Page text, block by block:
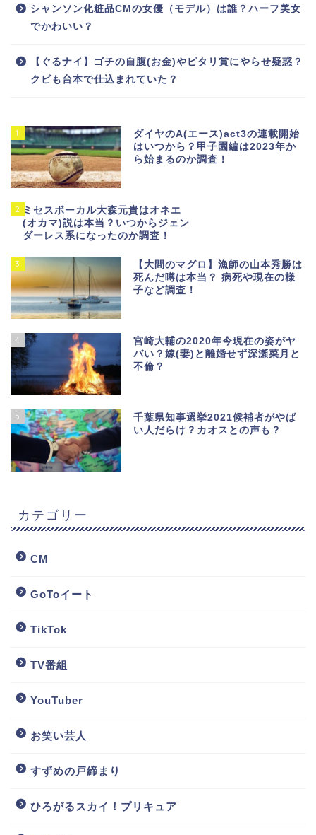
シャンソン化粧品CMの女優（モデル）は誰？ハーフ美女
でかわいい？
【ぐるナイ】ゴチの自腹(お金)やピタリ賞にやらせ疑惑？
クビも台本で仕込まれていた？
1
ダイヤのA(エース)act3の連載開始
はいつから？甲子園編は2023年か
ら始まるのか調査！
2 ミセスボーカル大森元貴はオネエ
(オカマ)説は本当？いつからジェン
ダーレス系になったのか調査！
3
【大間のマグロ】漁師の山本秀勝は
死んだ噂は本当？ 病死や現在の様
子など調査！
4
宮崎大輔の2020年今現在の姿がヤ
バい？嫁(妻)と離婚せず深瀬菜月と
不倫？
5
千葉県知事選挙2021候補者がやば
い人だらけ？カオスとの声も？
カテゴリー
CM
GoToイート
TikTok
TV番組
YouTuber
お笑い芸人
すずめの戸締まり
ひろがるスカイ！プリキュア